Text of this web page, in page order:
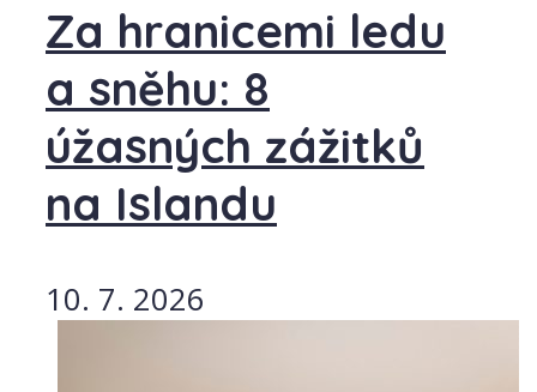
Za hranicemi ledu
a sněhu: 8
úžasných zážitků
na Islandu
10. 7. 2026